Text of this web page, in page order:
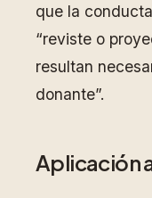
que la
“reviste o
resultan
donante”.
Aplicación